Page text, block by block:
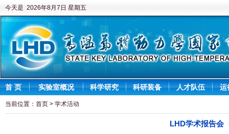
今天是 2026年8月7日 星期五
首 页 实验室概况 科学研究 科研装备 人才队伍 运
当前位置： 首页 > 学术活动
LHD学术报告会